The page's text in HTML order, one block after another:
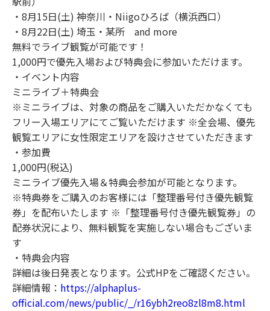
・8月15日(土) 神奈川・Niigoひろば（横浜西口）
・8月22日(土) 埼玉・某所 and more
無料でライブ観覧が可能です！
1,000円で優先入場および特典会に参加いただけます。
・イベント内容
ミニライブ＋特典会
※ミニライブは、対象の商品をご購入いただかなくても
フリー入場エリアにてご覧いただけます ※全会場、優先
観覧エリアに女性限定エリアを設けさせていただきます
・参加費
1,000円(税込)
ミニライブ優先入場＆特典会参加が可能となります。
※特典券をご購入のお客様には「整理番号付き優先観覧
券」を配布いたします ※「整理番号付き優先観覧券」の
配券状況により、無料観覧を実施しない場合もございま
す
・特典会内容
詳細は後日発表となります。公式HPをご確認ください。
詳細情報： https://alphaplus-
official.com/news/public/_/r16ybh2reo8zl8m8.html